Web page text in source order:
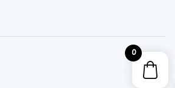
0